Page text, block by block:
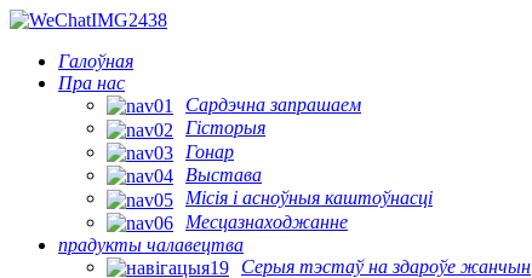
Галоўная
Пра нас
Сардэчна запрашаем
Гісторыя
Гонар
Выстава
Місія і асноўныя каштоўнасці
Месцазнаходжанне
прадукты чалавецтва
Серыя тэстаў на здароўе жанчын